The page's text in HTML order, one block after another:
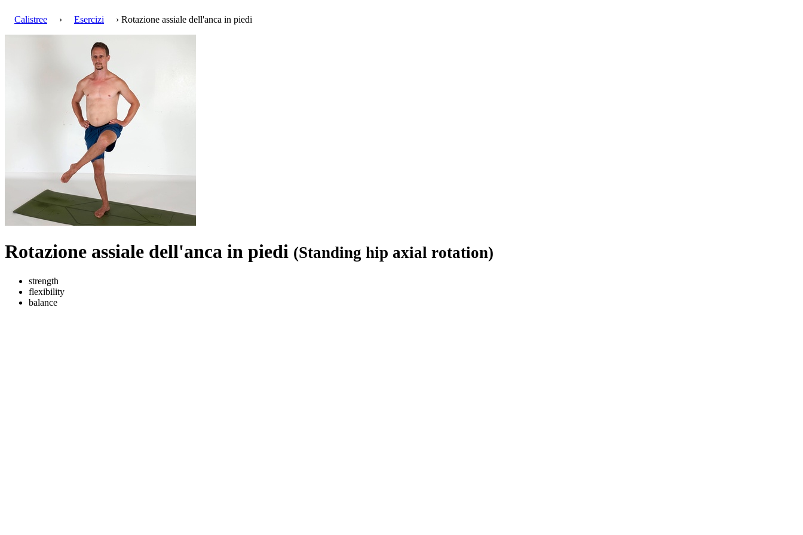
Calistree › Esercizi › Rotazione assiale dell'anca in piedi
Rotazione assiale dell'anca in piedi (Standing hip axial rotation)
strength
flexibility
balance